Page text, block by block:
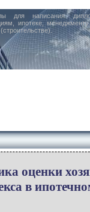
для написания
ипотеке,
оценки
в